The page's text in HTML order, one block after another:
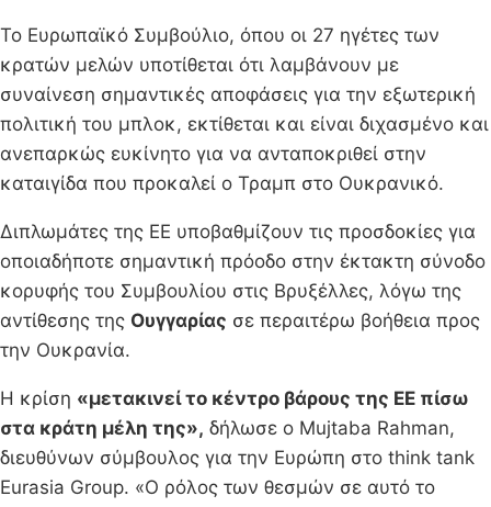
Το Ευρωπαϊκό Συμβούλιο, όπου οι 27 ηγέτες των
κρατών μελών υποτίθεται ότι λαμβάνουν με
συναίνεση σημαντικές αποφάσεις για την εξωτερική
πολιτική του μπλοκ, εκτίθεται και είναι διχασμένο και
ανεπαρκώς ευκίνητο για να ανταποκριθεί στην
καταιγίδα που προκαλεί ο Τραμπ στο Ουκρανικό.
Διπλωμάτες της ΕΕ υποβαθμίζουν τις προσδοκίες για
οποιαδήποτε σημαντική πρόοδο στην έκτακτη σύνοδο
κορυφής του Συμβουλίου στις Βρυξέλλες, λόγω της
αντίθεσης της Ουγγαρίας σε περαιτέρω βοήθεια προς
την Ουκρανία.
Η κρίση «μετακινεί το κέντρο βάρους της EE πίσω
στα κράτη μέλη της», δήλωσε ο Mujtaba Rahman,
διευθύνων σύμβουλος για την Ευρώπη στο think tank
Eurasia Group. «Ο ρόλος των θεσμών σε αυτό το